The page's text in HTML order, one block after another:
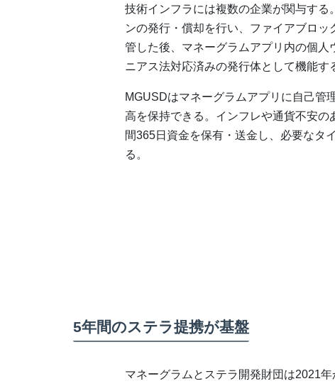
技術インフラには複数の企業が関与す
ンの発行・償却を行い、ファイアブロ
管した後、マネーグラムアプリ内の個
ニアス法対応済みの発行体として機能す
MGUSDはマネーグラムアプリに自己管
高を保持できる。インフレや通貨不安
間365日資金を保有・送金し、必要なタ
る。
5年間のステラ提携が基盤
マネーグラムとステラ開発財団は2021